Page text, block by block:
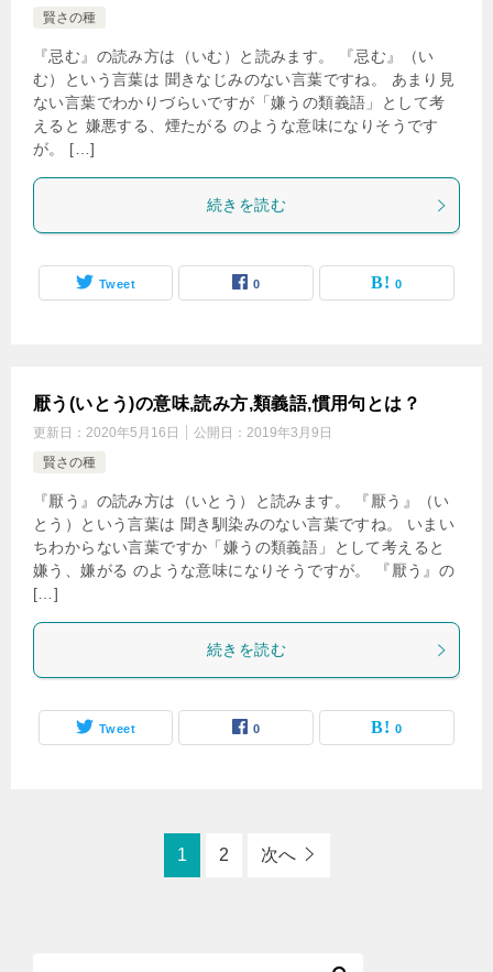
賢さの種
『忌む』の読み方は（いむ）と読みます。 『忌む』（い
む）という言葉は 聞きなじみのない言葉ですね。 あまり見
ない言葉でわかりづらいですが「嫌うの類義語」として考
えると 嫌悪する、煙たがる のような意味になりそうです
が。 […]
続きを読む
Tweet 0 0
厭う(いとう)の意味,読み方,類義語,慣用句とは？
更新日： 2020年5月16日 公開日： 2019年3月9日
賢さの種
『厭う』の読み方は（いとう）と読みます。 『厭う』（い
とう）という言葉は 聞き馴染みのない言葉ですね。 いまい
ちわからない言葉ですか「嫌うの類義語」として考えると
嫌う、嫌がる のような意味になりそうですが。 『厭う』の
[…]
続きを読む
Tweet 0 0
1 2 次へ